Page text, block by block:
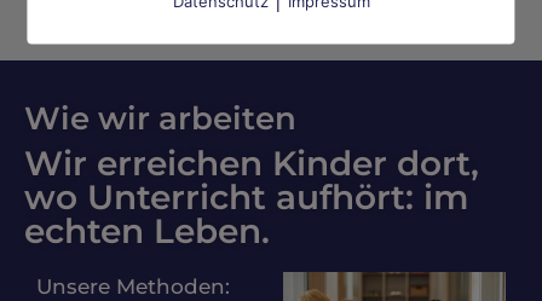
Wie wir arbeiten
Wir erreichen Kinder dort,
wo Unterricht aufhört: im
echten Leben.
Unsere Methoden: